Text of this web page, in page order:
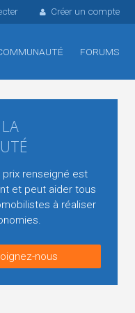
Créer un compte
FORUMS
prix renseigné est
et peut aider tous
à réaliser
nous